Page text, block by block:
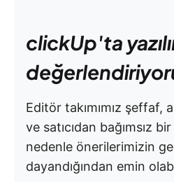
clickUp'ta
Editör takımımız şeffaf,
ve satıcıdan bağımsız
nedenle önerilerimizin
dayandığından emin